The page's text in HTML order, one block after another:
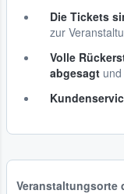
Die Tickets
zur
Volle
abgesagt
Veranstaltungsorte